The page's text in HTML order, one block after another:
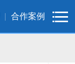
合作案例